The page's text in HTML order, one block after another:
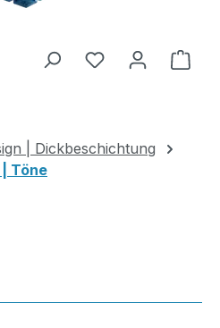
Du hast 0
| Dickbeschichtung
Töne